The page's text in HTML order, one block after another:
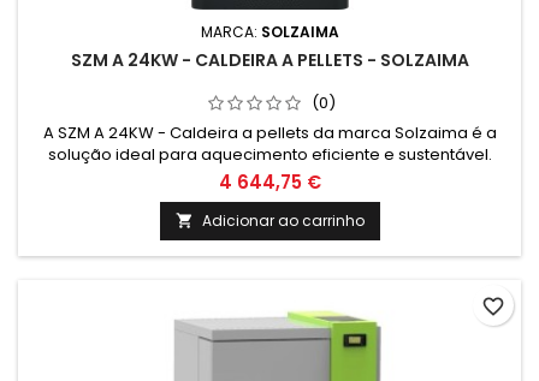
MARCA: SOLZAIMA
SZM A 24KW - CALDEIRA A PELLETS - SOLZAIMA
(0)
A SZM A 24KW - Caldeira a pellets da marca Solzaima é a
solução ideal para aquecimento eficiente e sustentável.
Com tecnologia de ponta e design moderno, garante
conforto e economia energética para o seu lar. Aproveite já!
4 644,75 €
 Adicionar ao carrinho
favorite_border